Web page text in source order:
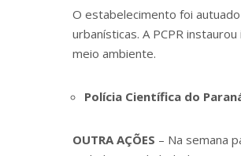
O estabelecimento foi
urbanísticas. A PCPR
meio ambiente.
Polícia Científica do
OUTRA AÇÕES – Na semana